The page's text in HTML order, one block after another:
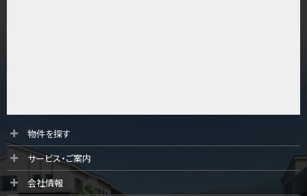
第10位
3,990万円
海老名駅
物件を探す
サービス・ご案内
会社情報